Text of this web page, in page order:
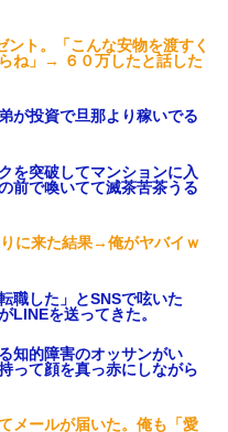
ト。「こんな安物を渡すく
ね」→ ６０万したと話した
が投資で旦那より稼いでる
を突破してマンションに入
前で喚いてて滅茶苦茶うる
に来た結果→俺がヤバイｗ
職した」とSNSで呟いた
LINEを送ってきた。
知的障害のオッサンがい
って顔を真っ赤にしながら
メールが届いた。俺も「愛